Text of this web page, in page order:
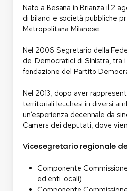
Nato a Besana in Brianza il 2
di bilanci e società pubbliche
Metropolitana Milanese.
Nel 2006 Segretario della
dei Democratici di Sinistra, tra
fondazione del Partito
Nel 2013, dopo aver
territoriali lecchesi in diversi
un’esperienza decennale da
Camera dei deputati, dove
Vicesegretario regionale
Componente
ed enti locali)